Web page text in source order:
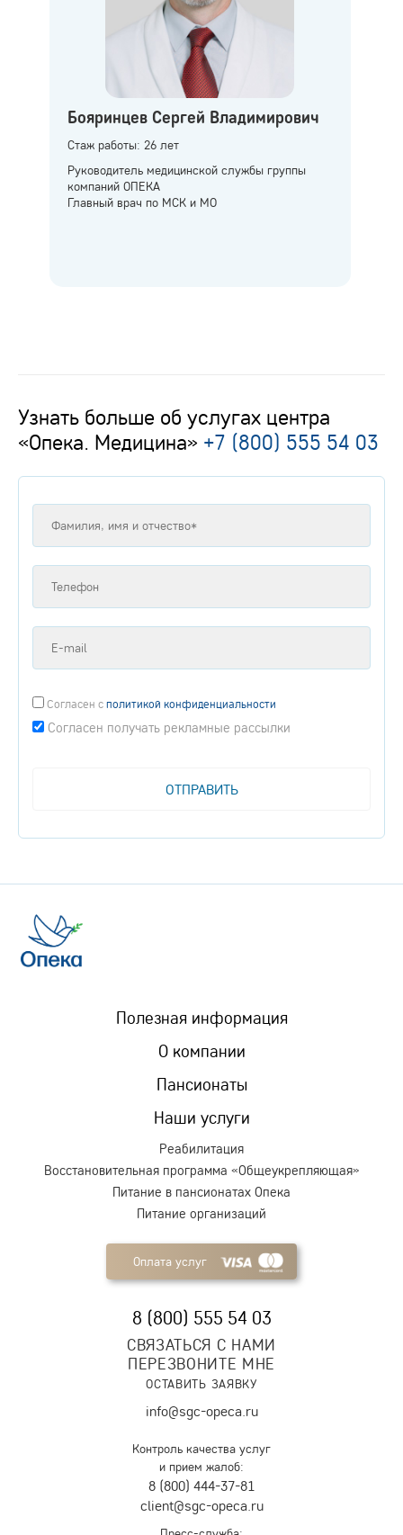
Бояринцев Сергей Владимирович
Стаж работы: 26 лет
Руководитель медицинской службы группы
компаний ОПЕКА
Главный врач по МСК и МО
Узнать больше об услугах центра
«Опека. Медицина» +7 (800) 555 54 03
Согласен сполитикой конфиденциальности
Согласен получать рекламные рассылки
Пансионаты
Наши услуги
Реабилитация
Восстановительная программа «Общеукрепляющая»
Питание в пансионатах Опека
Питание организаций
Полезная информация
О компании
Оплата услуг
8 (800) 555 54 03
СВЯЗАТЬСЯ С НАМИ
ПЕРЕЗВОНИТЕ МНЕ
ОСТАВИТЬ ЗАЯВКУ
info@sgc-opeca.ru
Контроль качества услуг
и прием жалоб:
8 (800) 444-37-81
client@sgc-opeca.ru